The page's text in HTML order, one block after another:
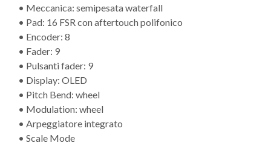
• Meccanica: semipesata waterfall
• Pad: 16 FSR con aftertouch polifonico
• Encoder: 8
• Fader: 9
• Pulsanti fader: 9
• Display: OLED
• Pitch Bend: wheel
• Modulation: wheel
• Arpeggiatore integrato
• Scale Mode